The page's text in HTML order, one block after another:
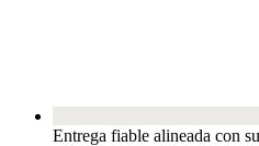
Entrega fiable alineada con